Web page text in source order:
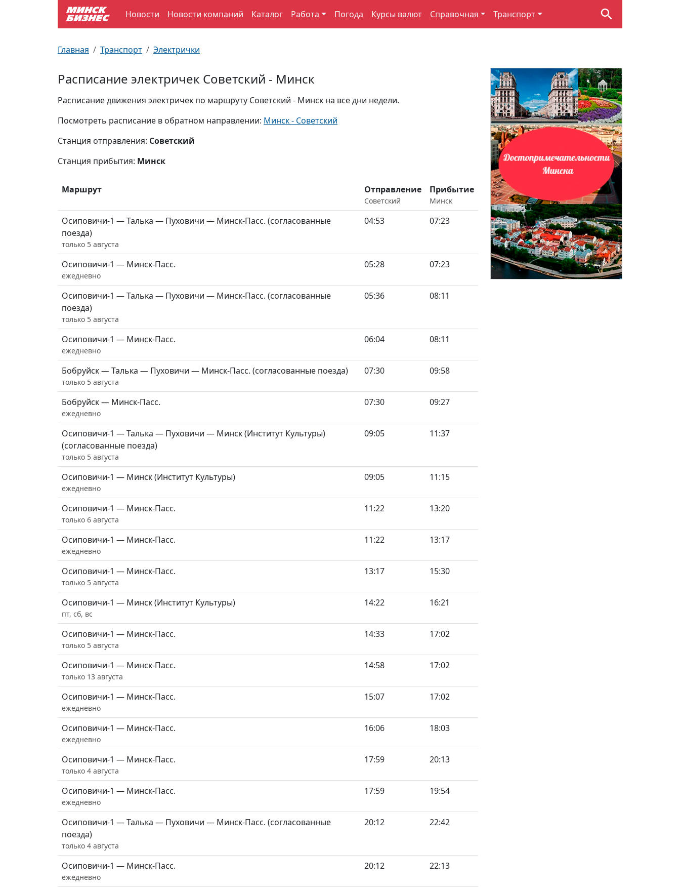
Новости Новости компаний Каталог Работа Погода Курсы валют Справочная Транспорт
Главная Транспорт Электрички
Расписание электричек Советский - Минск
Расписание движения электричек по маршруту Советский - Минск на все дни недели.
Посмотреть расписание в обратном направлении: Минск - Советский
Станция отправления: Советский
Станция прибытия: Минск
Маршрут Отправление
Советский
Прибытие
Минск
Осиповичи-1 — Талька — Пуховичи — Минск-Пасс. (согласованные
поезда)
только 5 августа
04:53 07:23
Осиповичи-1 — Минск-Пасс.
ежедневно
05:28 07:23
Осиповичи-1 — Талька — Пуховичи — Минск-Пасс. (согласованные
поезда)
только 5 августа
05:36 08:11
Осиповичи-1 — Минск-Пасс.
ежедневно
06:04 08:11
Бобруйск — Талька — Пуховичи — Минск-Пасс. (согласованные поезда)
только 5 августа
07:30 09:58
Бобруйск — Минск-Пасс.
ежедневно
07:30 09:27
Осиповичи-1 — Талька — Пуховичи — Минск (Институт Культуры)
(согласованные поезда)
только 5 августа
09:05 11:37
Осиповичи-1 — Минск (Институт Культуры)
ежедневно
09:05 11:15
Осиповичи-1 — Минск-Пасс.
только 6 августа
11:22 13:20
Осиповичи-1 — Минск-Пасс.
ежедневно
11:22 13:17
Осиповичи-1 — Минск-Пасс.
только 5 августа
13:17 15:30
Осиповичи-1 — Минск (Институт Культуры)
пт, сб, вс
14:22 16:21
Осиповичи-1 — Минск-Пасс.
только 5 августа
14:33 17:02
Осиповичи-1 — Минск-Пасс.
только 13 августа
14:58 17:02
Осиповичи-1 — Минск-Пасс.
ежедневно
15:07 17:02
Осиповичи-1 — Минск-Пасс.
ежедневно
16:06 18:03
Осиповичи-1 — Минск-Пасс.
только 4 августа
17:59 20:13
Осиповичи-1 — Минск-Пасс.
ежедневно
17:59 19:54
Осиповичи-1 — Талька — Пуховичи — Минск-Пасс. (согласованные
поезда)
только 4 августа
20:12 22:42
Осиповичи-1 — Минск-Пасс.
ежедневно
20:12 22:13
Улицы Минска
Производственный календарь
Документы для ЗАГСа
Пробки на дорогах